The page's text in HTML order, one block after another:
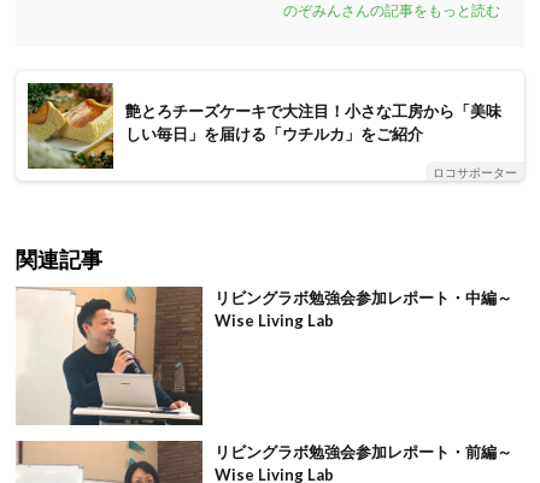
のぞみんさんの記事をもっと読む
艶とろチーズケーキで大注目！小さな工房から「美味
しい毎日」を届ける「ウチルカ」をご紹介
ロコサポーター
関連記事
リビングラボ勉強会参加レポート・中編～
Wise Living Lab
リビングラボ勉強会参加レポート・前編～
Wise Living Lab